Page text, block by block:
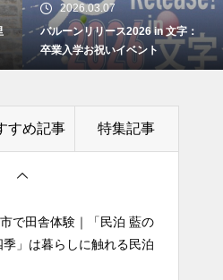
2026.03.07
バルーンリリース2026 in 文字：
卒業入学お祝いイベント
すめ記事 特集記事
ンリリース2026 in 文字：
入学お祝いイベント
のどんと祭の案内と当日の
場所は下文字自治会館
で田舎体験｜「民泊 藍の
季」は暮らしに触れる民泊